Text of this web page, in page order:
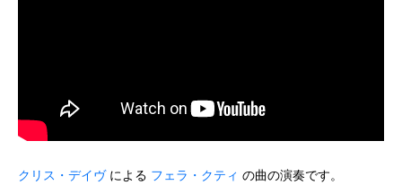
クリス・デイヴによる フェラ・クティ の曲の演奏です。